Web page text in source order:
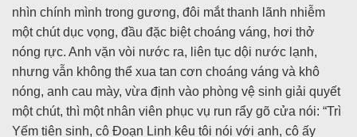
nhìn chính mình trong gương, đôi mắt thanh lãnh nhiễm
một chút dục vọng, đầu đặc biệt choáng váng, hơi thở
nóng rực. Anh vặn vòi nước ra, liên tục dội nước lạnh,
nhưng vẫn không thể xua tan cơn choáng váng và khô
nóng, anh cau mày, vừa định vào phòng vệ sinh giải quyết
một chút, thì một nhân viên phục vụ run rẩy gõ cửa nói: “Trì
Yếm tiên sinh, cô Đoạn Linh kêu tôi nói với anh, cô ấy